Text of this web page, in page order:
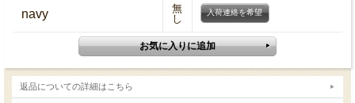
navy
無
し
入荷連絡を希望
返品についての詳細はこちら